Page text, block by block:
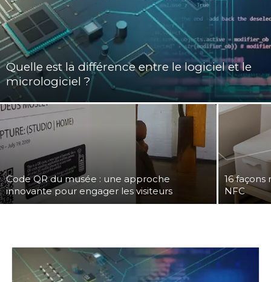
Quelle est la différence entre le logiciel et le
micrologiciel ?
Code QR du musée : une approche
innovante pour engager les visiteurs
16 façons
NFC